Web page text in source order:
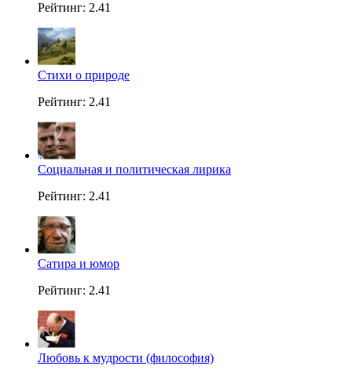
Рейтинг: 2.41
Стихи о природе
Рейтинг: 2.41
Социальная и политическая лирика
Рейтинг: 2.41
Сатира и юмор
Рейтинг: 2.41
Любовь к мудрости (философия)